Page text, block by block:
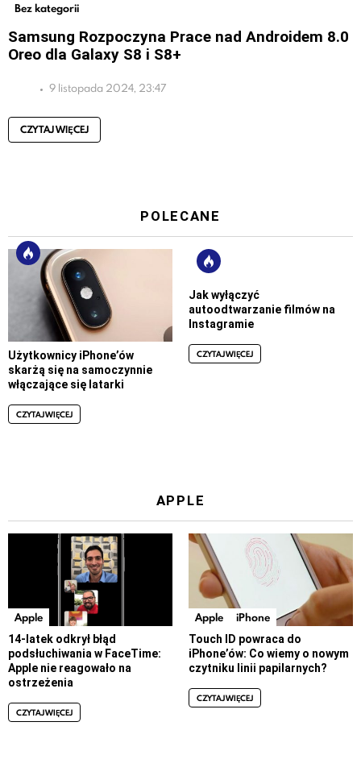
Bez kategorii
Samsung Rozpoczyna Prace nad Androidem 8.0
Oreo dla Galaxy S8 i S8+
9 listopada 2024, 23:47
CZYTAJ WIĘCEJ
POLECANE
Użytkownicy iPhone’ów
skarżą się na samoczynnie
włączające się latarki
CZYTAJ WIĘCEJ
Jak wyłączyć
autoodtwarzanie filmów na
Instagramie
CZYTAJ WIĘCEJ
APPLE
Apple
14-latek odkrył błąd
podsłuchiwania w FaceTime:
Apple nie reagowało na
ostrzeżenia
CZYTAJ WIĘCEJ
Apple iPhone
Touch ID powraca do
iPhone’ów: Co wiemy o nowym
czytniku linii papilarnych?
CZYTAJ WIĘCEJ